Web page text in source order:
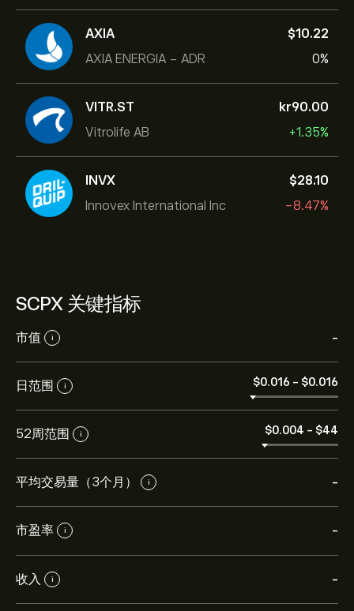
AXIA
AXIA ENERGIA - ADR
‎$‎10.22
0%
VITR.ST
Vitrolife AB
‎kr‎90.00
+1.35%
INVX
Innovex International Inc
‎$‎28.10
-8.47%
SCPX 关键指标
市值 i -
日范围 i ‎$‎0.016 - ‎$‎0.016
52周范围 i ‎$‎0.004 - ‎$‎44
平均交易量（3个月） i -
市盈率 i -
收入 i -